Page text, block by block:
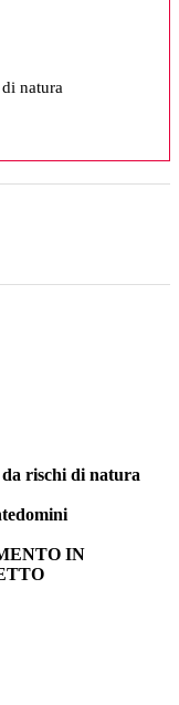
natura
rischi di natura
IN